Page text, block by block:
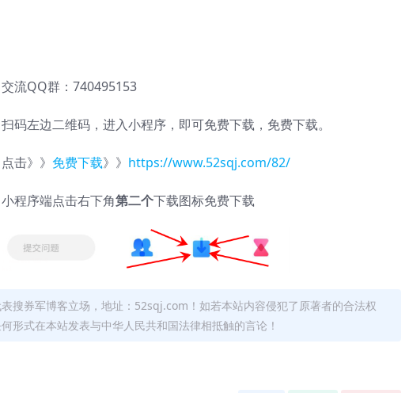
交流QQ群：740495153
扫码左边二维码，进入小程序，即可免费下载，免费下载。
点击》》 免费下载》》 https://www.52sqj.com/82/
小程序端点击右下角第二个下载图标免费下载
搜券军博客立场，地址：52sqj.com！如若本站内容侵犯了原著者的合法权
形式在本站发表与中华人民共和国法律相抵触的言论！